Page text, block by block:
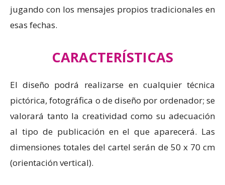
jugando con los mensajes propios tradicionales en
esas fechas.
CARACTERÍSTICAS
El diseño podrá realizarse en cualquier técnica
pictórica, fotográfica o de diseño por ordenador; se
valorará tanto la creatividad como su adecuación
al tipo de publicación en el que aparecerá. Las
dimensiones totales del cartel serán de 50 x 70 cm
(orientación vertical).